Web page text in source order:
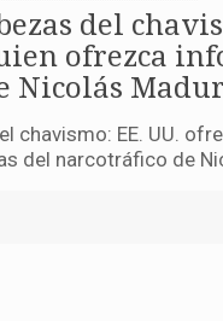
del
ofrezca
Nicolás
chavismo: EE. UU.
del narcotráfico de